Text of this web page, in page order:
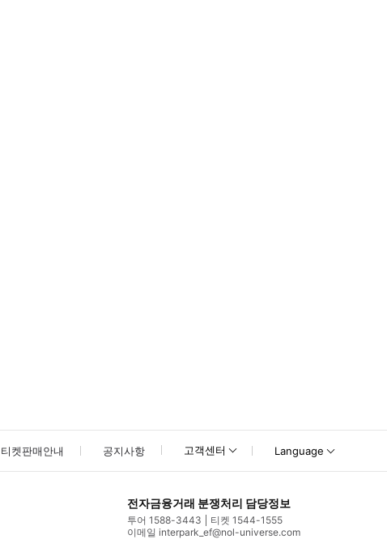
티켓판매안내 공지사항 고객센터 Language
전자금융거래 분쟁처리 담당정보
투어 1588-3443
티켓 1544-1555
이메일 interpark_ef@nol-universe.com